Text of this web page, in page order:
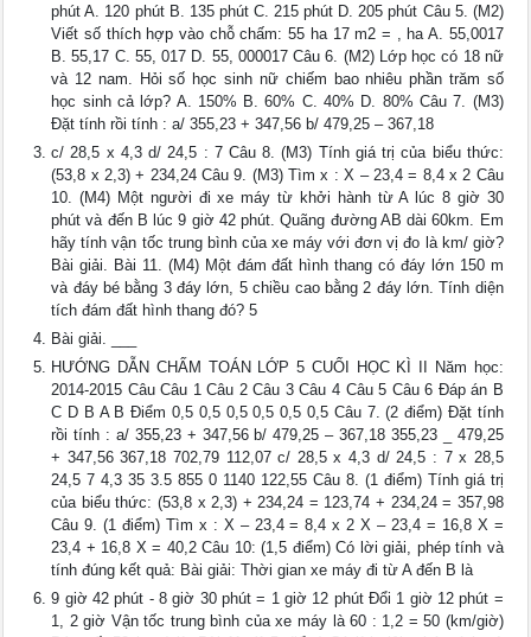
phút A. 120 phút B. 135 phút C. 215 phút D. 205 phút Câu 5. (M2)
Viết số thích hợp vào chỗ chấm: 55 ha 17 m2 = , ha A. 55,0017
B. 55,17 C. 55, 017 D. 55, 000017 Câu 6. (M2) Lớp học có 18 nữ
và 12 nam. Hỏi số học sinh nữ chiếm bao nhiêu phần trăm số
học sinh cả lớp? A. 150% B. 60% C. 40% D. 80% Câu 7. (M3)
Đặt tính rồi tính : a/ 355,23 + 347,56 b/ 479,25 – 367,18
c/ 28,5 x 4,3 d/ 24,5 : 7 Câu 8. (M3) Tính giá trị của biểu thức:
(53,8 x 2,3) + 234,24 Câu 9. (M3) Tìm x : X – 23,4 = 8,4 x 2 Câu
10. (M4) Một người đi xe máy từ khởi hành từ A lúc 8 giờ 30
phút và đến B lúc 9 giờ 42 phút. Quãng đường AB dài 60km. Em
hãy tính vận tốc trung bình của xe máy với đơn vị đo là km/ giờ?
Bài giải. Bài 11. (M4) Một đám đất hình thang có đáy lớn 150 m
và đáy bé bằng 3 đáy lớn, 5 chiều cao bằng 2 đáy lớn. Tính diện
tích đám đất hình thang đó? 5
Bài giải. ___
HƯỚNG DẪN CHẤM TOÁN LỚP 5 CUỐI HỌC KÌ II Năm học:
2014-2015 Câu Câu 1 Câu 2 Câu 3 Câu 4 Câu 5 Câu 6 Đáp án B
C D B A B Điểm 0,5 0,5 0,5 0,5 0,5 0,5 Câu 7. (2 điểm) Đặt tính
rồi tính : a/ 355,23 + 347,56 b/ 479,25 – 367,18 355,23 _ 479,25
+ 347,56 367,18 702,79 112,07 c/ 28,5 x 4,3 d/ 24,5 : 7 x 28,5
24,5 7 4,3 35 3.5 855 0 1140 122,55 Câu 8. (1 điểm) Tính giá trị
của biểu thức: (53,8 x 2,3) + 234,24 = 123,74 + 234,24 = 357,98
Câu 9. (1 điểm) Tìm x : X – 23,4 = 8,4 x 2 X – 23,4 = 16,8 X =
23,4 + 16,8 X = 40,2 Câu 10: (1,5 điểm) Có lời giải, phép tính và
tính đúng kết quả: Bài giải: Thời gian xe máy đi từ A đến B là
9 giờ 42 phút - 8 giờ 30 phút = 1 giờ 12 phút Đổi 1 giờ 12 phút =
1, 2 giờ Vận tốc trung bình của xe máy là 60 : 1,2 = 50 (km/giờ)